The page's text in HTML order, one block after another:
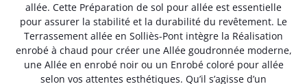
allée. Cette Préparation de sol pour allée est essentielle
pour assurer la stabilité et la durabilité du revêtement. Le
Terrassement allée en Solliès-Pont intègre la Réalisation
enrobé à chaud pour créer une Allée goudronnée moderne,
une Allée en enrobé noir ou un Enrobé coloré pour allée
selon vos attentes esthétiques. Qu’il s’agisse d’un